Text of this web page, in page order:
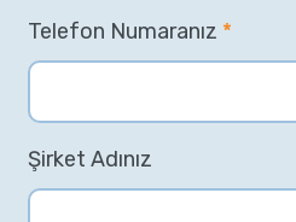
Telefon Numaranız *
Şirket Adınız